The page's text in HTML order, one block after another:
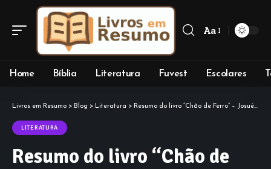
Font
Aa
Home Bíblia Literatura Fuvest Escolares
Livros em Resumo > Blog > Literatura > Resumo do livro “Chão de Ferro” – Josué Guimarães
LITERATURA
Resumo do livro “Chão de